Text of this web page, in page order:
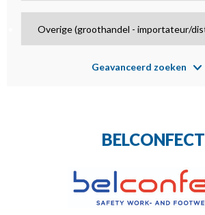
Geavanceerd zoeken
BELCONFECT